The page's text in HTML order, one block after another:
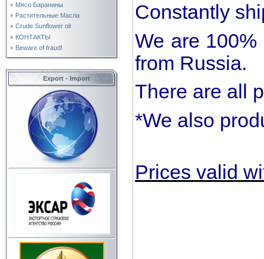
Мясо Баранины
Растительные Масла
Crude Sunflower oil
КОНТАКТЫ
Beware of fraud!
Export - Import
Constantly
We are
from Russia.
There are all
*We also
Prices valid